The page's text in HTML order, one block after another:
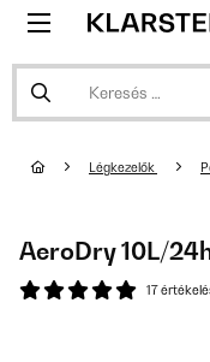
Légkezelők
AeroDry 10L/
17